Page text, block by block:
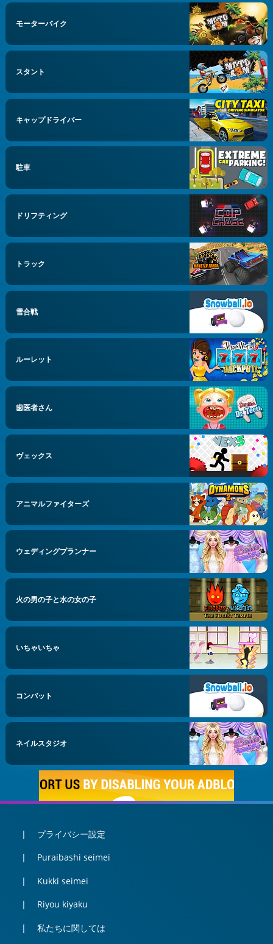
モーターバイク
スタント
キャップドライバー
駐車
ドリフティング
トラック
雪合戦
ルーレット
歯医者さん
ヴェックス
アニマルファイターズ
ウェディングプランナー
火の男の子と水の女の子
いちゃいちゃ
コンバット
ネイルスタジオ
プライバシー設定
Puraibashi seimei
Kukki seimei
Riyou kiyaku
私たちに関しては